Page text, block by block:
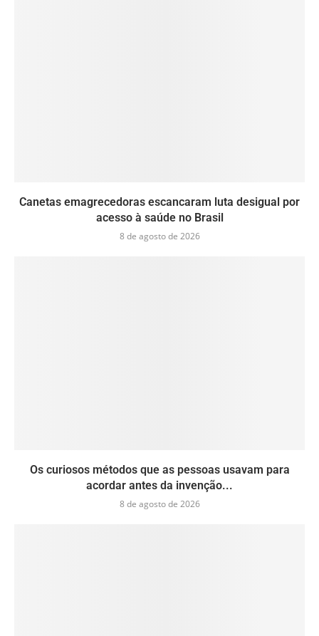
Canetas emagrecedoras escancaram luta desigual por
acesso à saúde no Brasil
8 de agosto de 2026
Os curiosos métodos que as pessoas usavam para
acordar antes da invenção...
8 de agosto de 2026